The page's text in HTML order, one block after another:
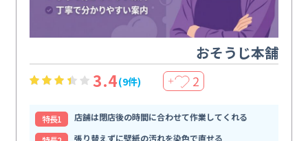
おそうじ本舗
3.4(9件) ＋ 2
特⻑1
店舗は閉店後の時間に合わせて作業してくれる
張り替えずに壁紙の汚れを染色で直せる